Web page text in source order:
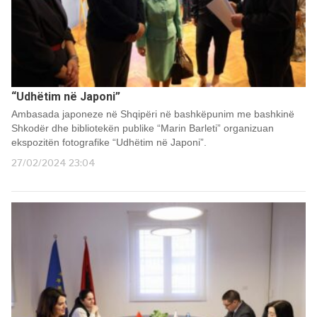
“Udhëtim në Japoni”
Ambasada japoneze në Shqipëri në bashkëpunim me bashkinë
Shkodër dhe bibliotekën publike “Marin Barleti” organizuan
ekspozitën fotografike “Udhëtim në Japoni”.
27/02/2024 23:04